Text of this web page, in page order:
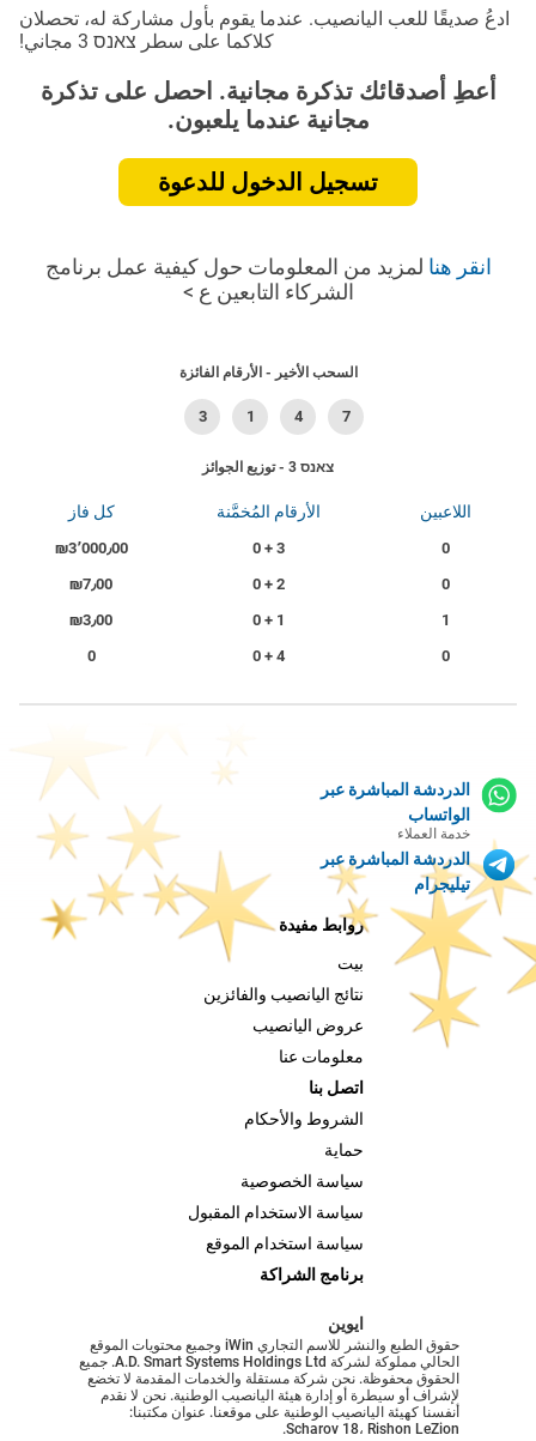
ادعُ صديقًا للعب اليانصيب. عندما يقوم بأول مشاركة له، تحصلان
كلاكما على سطر צאנס 3 مجاني!
أعطِ أصدقائك تذكرة مجانية. احصل على تذكرة
مجانية عندما يلعبون.
تسجيل الدخول للدعوة
انقر هنا لمزيد من المعلومات حول كيفية عمل برنامج
الشركاء التابعين ع >
السحب الأخير - الأرقام الفائزة
3 1 4 7
צאנס 3 - توزيع الجوائز
اللاعبين الأرقام المُخمَّنة كل فاز
0
0
1
0
3 + 0
2 + 0
1 + 0
4 + 0
₪3٬000٫00
₪7٫00
₪3٫00
0
الدردشة المباشرة عبر
الواتساب
خدمة العملاء
الدردشة المباشرة عبر
تيليجرام
روابط مفيدة
بيت
نتائج اليانصيب والفائزين
عروض اليانصيب
معلومات عنا
اتصل بنا
الشروط والأحكام
حماية
سياسة الخصوصية
سياسة الاستخدام المقبول
سياسة استخدام الموقع
برنامج الشراكة
ايوين
حقوق الطبع والنشر للاسم التجاري iWin وجميع محتويات الموقع
الحالي مملوكة لشركة A.D. Smart Systems Holdings Ltd. جميع
الحقوق محفوظة. نحن شركة مستقلة والخدمات المقدمة لا تخضع
لإشراف أو سيطرة أو إدارة هيئة اليانصيب الوطنية. نحن لا نقدم
أنفسنا كهيئة اليانصيب الوطنية على موقعنا. عنوان مكتبنا:
Scharov 18، Rishon LeZion.